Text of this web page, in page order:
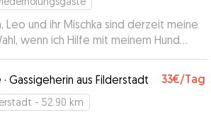
Leo und ihr Mischka sind derzeit meine
wenn ich Hilfe mit meinem Hund
Super freundlich, offen,
und flexible Leute mit
”
· Gassigeherin aus Filderstadt 33€/Tag
- 52.90 km